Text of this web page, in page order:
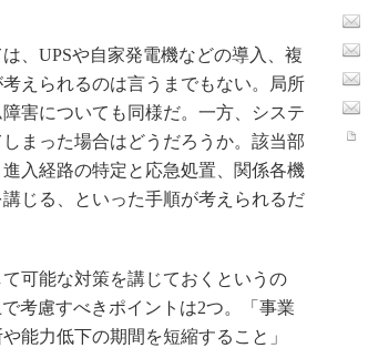
、UPSや自家発電機などの導入、複
えられるのは言うまでもない。局所
害についても同様だ。一方、システ
まった場合はどうだろうか。該当部
入経路の特定と応急処置、関係各機
じる、といった手順が考えられるだ
可能な対策を講じておくというの
考慮すべきポイントは2つ。「事業
能力低下の期間を短縮すること」